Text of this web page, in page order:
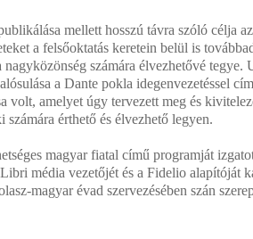
mellett hosszú távra szóló célja
a felsőoktatás keretein belül is
nagyközönség számára élvezhetővé
a Dante pokla idegenvezetéssel
volt, amelyet úgy tervezett meg és
érthető és élvezhető legyen.
magyar fiatal című programját
média vezetőjét és a Fidelio alapítóját
magyar évad szervezésében szán